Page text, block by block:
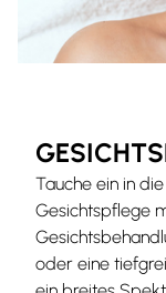
Tauche ein in
Gesichtspflege
oder eine